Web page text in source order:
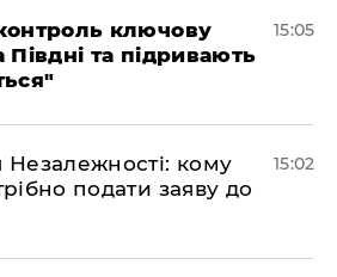
ключову
Півдні та підривають
15:05
кому
подати заяву до
15:02